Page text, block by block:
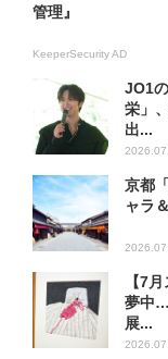
管理』
KeeperSecurity AD
JO1
栄」
出...
京都
ャラ
【7
夢中…
展...